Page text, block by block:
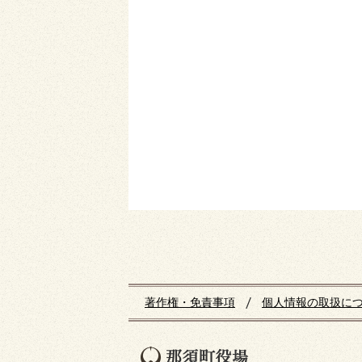
著作権・免責事項 個人情報の取扱に